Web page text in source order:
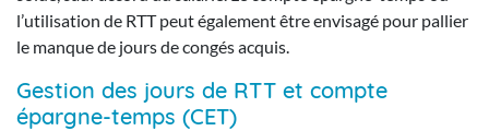
l’utilisation de RTT peut également être envisagé pour pallier
le manque de jours de congés acquis.
Gestion des jours de RTT et compte
épargne-temps (CET)